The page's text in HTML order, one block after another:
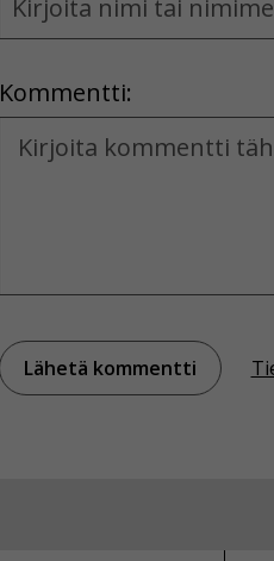
and
Kommentti:
Kommentti